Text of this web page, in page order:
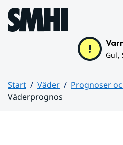
Hoppa till sidans innehåll
Gul,
Start Väder
Prognoser
Väderprognos